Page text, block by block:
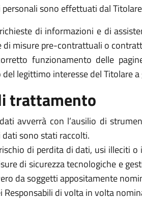
sono effettuati dal
di informazioni e di
di misure pre-contrattuali o
funzionamento delle
legittimo interesse del Titolare
trattamento
avverrà con l’ausilio di
sono stati raccolti.
di perdita di dati, usi illeciti
di sicurezza tecnologiche e
da soggetti appositamente
Responsabili di volta in volta